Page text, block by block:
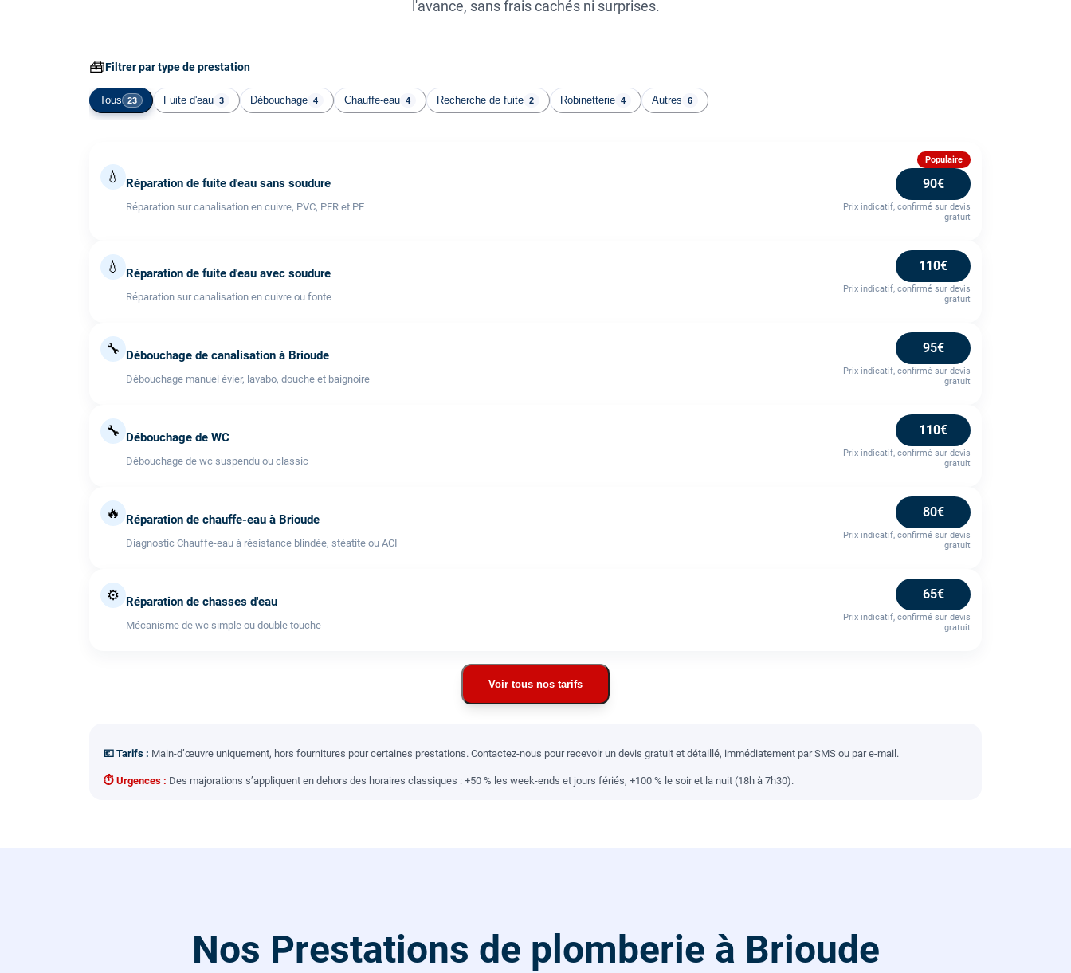
l'avance, sans frais cachés ni surprises.
🧰Filtrer par type de prestation
Tous 23 Fuite d'eau 3 Débouchage 4 Chauffe-eau 4 Recherche de fuite 2 Robinetterie 4 Autres 6
💧 Réparation de fuite d'eau sans soudure
Réparation sur canalisation en cuivre, PVC, PER et PE
Populaire
90€
Prix indicatif, confirmé sur devis
gratuit
💧 Réparation de fuite d'eau avec soudure
Réparation sur canalisation en cuivre ou fonte
110€
Prix indicatif, confirmé sur devis
gratuit
🔧 Débouchage de canalisation à Brioude
Débouchage manuel évier, lavabo, douche et baignoire
95€
Prix indicatif, confirmé sur devis
gratuit
🔧 Débouchage de WC
Débouchage de wc suspendu ou classic
110€
Prix indicatif, confirmé sur devis
gratuit
🔥 Réparation de chauffe-eau à Brioude
Diagnostic Chauffe-eau à résistance blindée, stéatite ou ACI
80€
Prix indicatif, confirmé sur devis
gratuit
⚙️ Réparation de chasses d'eau
Mécanisme de wc simple ou double touche
65€
Prix indicatif, confirmé sur devis
gratuit
Voir tous nos tarifs
💶 Tarifs : Main-d’œuvre uniquement, hors fournitures pour certaines prestations. Contactez-nous pour recevoir un devis gratuit et détaillé, immédiatement par SMS ou par e-mail.
⏱ Urgences : Des majorations s’appliquent en dehors des horaires classiques : +50 % les week-ends et jours fériés, +100 % le soir et la nuit (18h à 7h30).
Nos Prestations de plomberie à Brioude